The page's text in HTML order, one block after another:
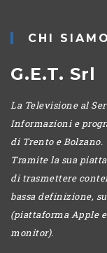
CHI SIAMO
G.E.T. Srl
La Televisione al
Informazioni e
di Trento e Bolzano.
Tramite la sua
di trasmettere
bassa definizione,
(piattaforma Apple
monitor).